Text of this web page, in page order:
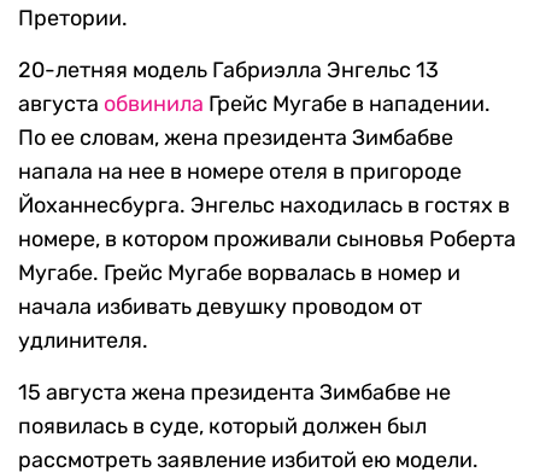
Претории.
20-летняя модель Габриэлла Энгельс 13
августа обвинила Грейс Мугабе в нападении.
По ее словам, жена президента Зимбабве
напала на нее в номере отеля в пригороде
Йоханнесбурга. Энгельс находилась в гостях в
номере, в котором проживали сыновья Роберта
Мугабе. Грейс Мугабе ворвалась в номер и
начала избивать девушку проводом от
удлинителя.
15 августа жена президента Зимбабве не
появилась в суде, который должен был
рассмотреть заявление избитой ею модели.